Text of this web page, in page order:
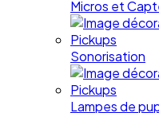
Micros et
Sonorisation
Lampes de